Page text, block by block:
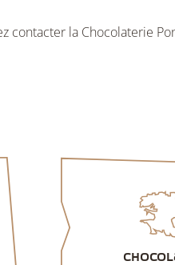
la Chocolaterie